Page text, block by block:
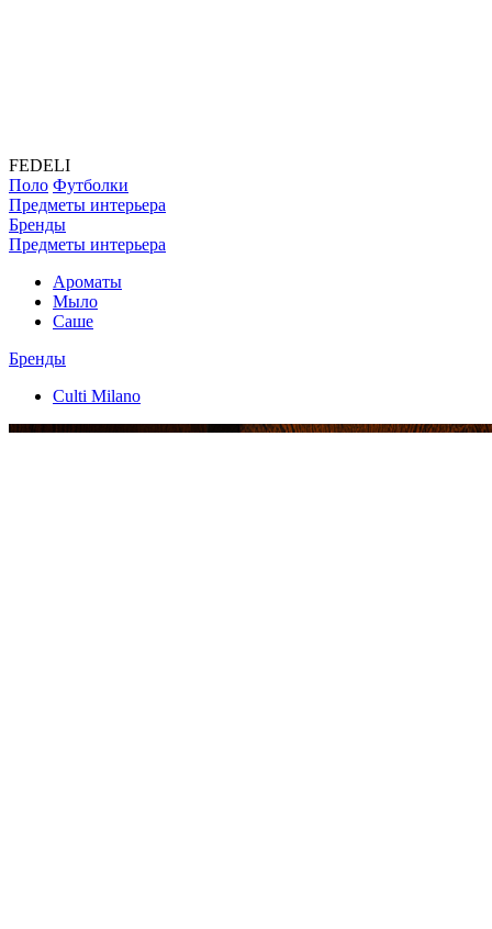
FEDELI
Поло Футболки
Предметы интерьера
Бренды
Предметы интерьера
Ароматы
Мыло
Саше
Бренды
Culti Milano